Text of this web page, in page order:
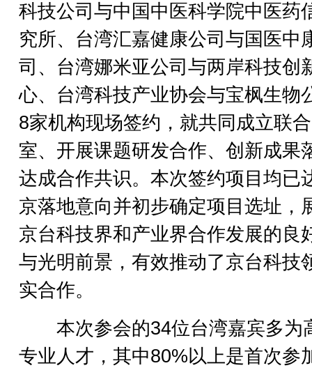
科技公司与中国中医科学院中医药
究所、台湾汇嘉健康公司与国医中
司、台湾娜米亚公司与两岸科技创
心、台湾科技产业协会与宝枫生物
8家机构现场签约，就共同成立联
室、开展课题研发合作、创新成果
达成合作共识。本次签约项目均已
京落地意向并初步确定项目选址，
京台科技界和产业界合作发展的良
与光明前景，有效推动了京台科技
实合作。
本次参会的34位台湾嘉宾多为
专业人才，其中80%以上是首次参